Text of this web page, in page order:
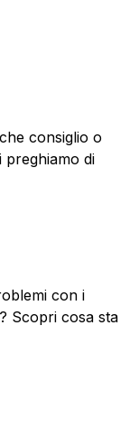
consiglio o
preghiamo di
con i
Scopri cosa sta